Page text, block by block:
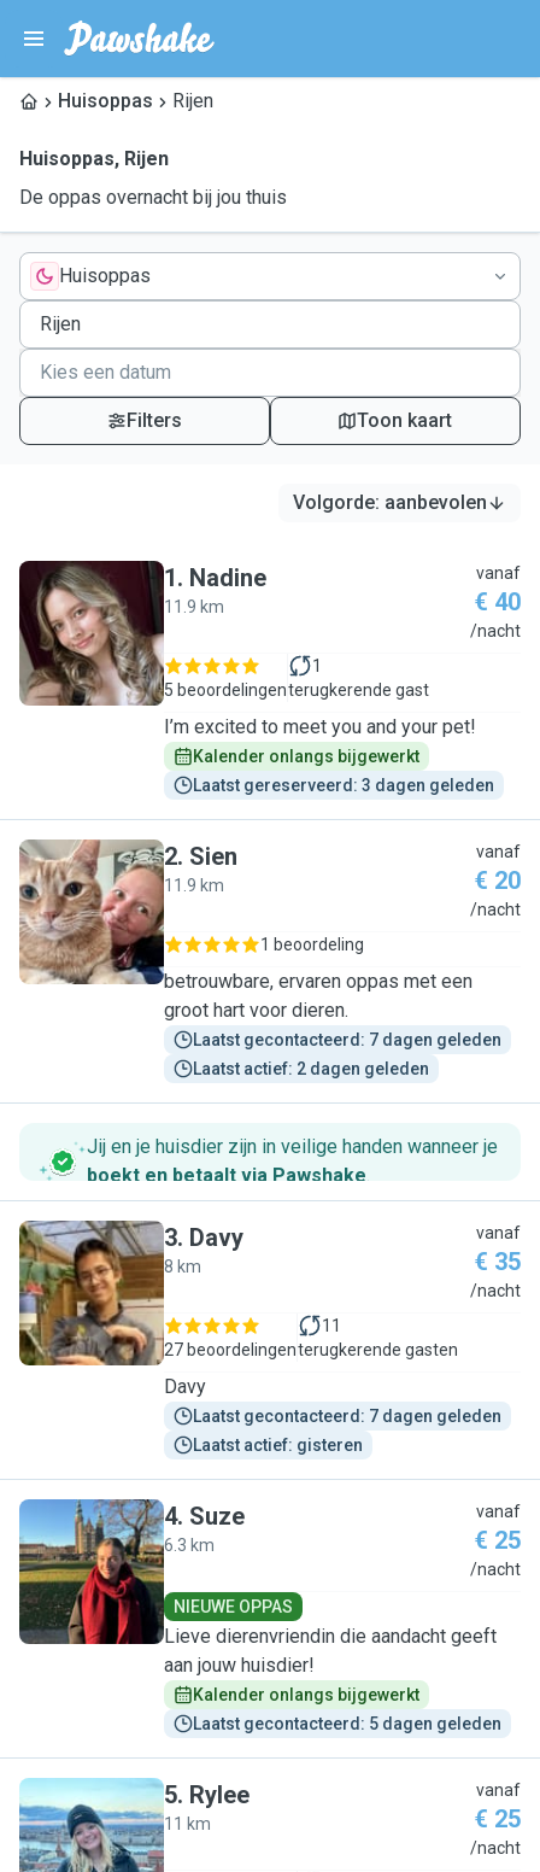
Huisoppas Rijen
Huisoppas, Rijen
De oppas overnacht bij jou thuis
Huisoppas
Filters Toon kaart
Volgorde: aanbevolen
N
1. Nadine
11.9 km
vanaf
€ 40
/nacht
5 beoordelingen
1
terugkerende gast
I’m excited to meet you and your pet!
Kalender onlangs bijgewerkt
Laatst gereserveerd: 3 dagen geleden
S
2. Sien
11.9 km
vanaf
€ 20
/nacht
1 beoordeling
betrouwbare, ervaren oppas met een
groot hart voor dieren.
Laatst gecontacteerd: 7 dagen geleden
Laatst actief: 2 dagen geleden
Jij en je huisdier zijn in veilige handen wanneer je
boekt en betaalt via Pawshake.
D
3. Davy
8 km
vanaf
€ 35
/nacht
27 beoordelingen
11
terugkerende gasten
Davy
Laatst gecontacteerd: 7 dagen geleden
Laatst actief: gisteren
S
4. Suze
6.3 km
vanaf
€ 25
/nacht
NIEUWE OPPAS
Lieve dierenvriendin die aandacht geeft
aan jouw huisdier!
Kalender onlangs bijgewerkt
Laatst gecontacteerd: 5 dagen geleden
R
5. Rylee
11 km
vanaf
€ 25
/nacht